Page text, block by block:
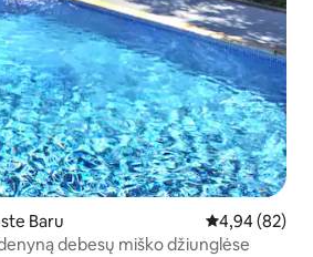
Baru Vidutinis
4,94 (82)
debesų miško džiunglėse